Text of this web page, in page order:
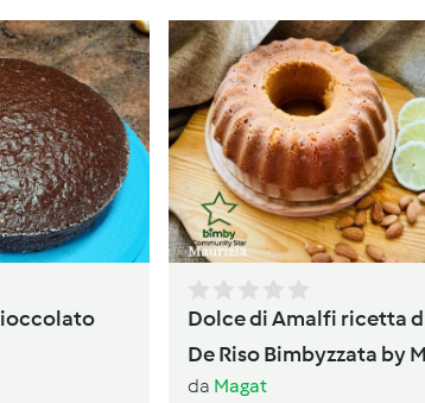
Dolce di Amalfi ricetta
De Riso Bimbyzzata by
da Magat